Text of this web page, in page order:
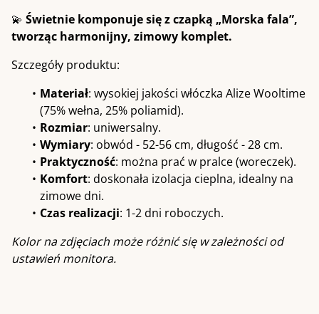
💫 Świetnie komponuje się z czapką „Morska fala”,
tworząc harmonijny, zimowy komplet.
Szczegóły produktu:
Materiał: wysokiej jakości włóczka Alize Wooltime
(75% wełna, 25% poliamid).
Rozmiar: uniwersalny.
Wymiary: obwód - 52-56 cm, długość - 28 cm.
Praktyczność: można prać w pralce (woreczek).
Komfort: doskonała izolacja cieplna, idealny na
zimowe dni.
Czas realizacji: 1-2 dni roboczych.
Kolor na zdjęciach może różnić się w zależności od
ustawień monitora.